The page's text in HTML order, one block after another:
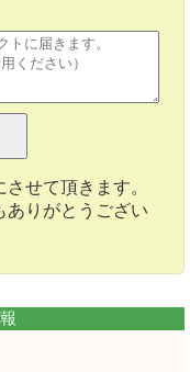
せて頂きます。
ありがとうござい